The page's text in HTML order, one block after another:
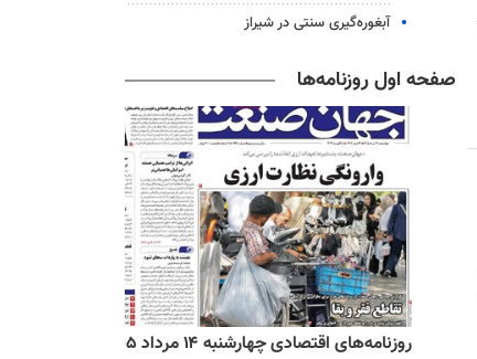
آبغوره‌گیری سنتی در شیراز
صفحه اول روزنامه‌ها
روزنامه‌های اقتصادی چهارشنبه ۱۴ مرداد ۱۴۰۵